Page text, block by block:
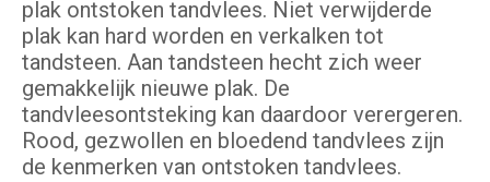
plak ontstoken tandvlees. Niet verwijderde
plak kan hard worden en verkalken tot
tandsteen. Aan tandsteen hecht zich weer
gemakkelijk nieuwe plak. De
tandvleesontsteking kan daardoor verergeren.
Rood, gezwollen en bloedend tandvlees zijn
de kenmerken van ontstoken tandvlees.